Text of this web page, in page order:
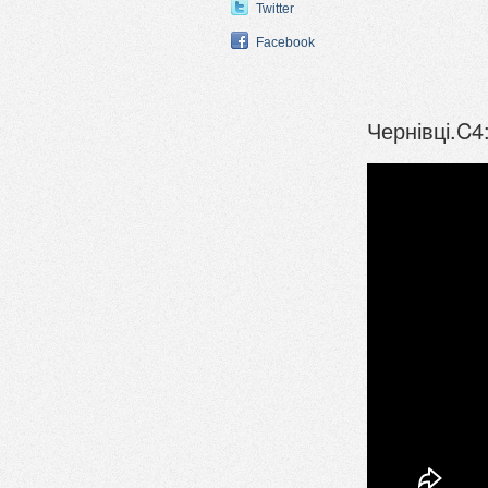
Twitter
Facebook